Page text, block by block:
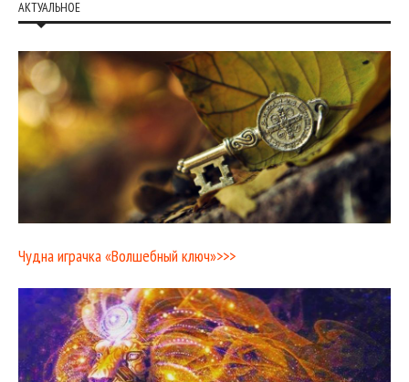
АКТУАЛЬНОЕ
Чудна играчка «Волшебный ключ»>>>